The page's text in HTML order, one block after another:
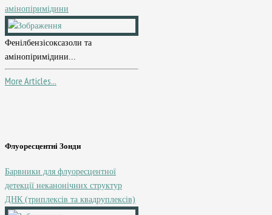
амінопіримідини
Фенілбензісоксазоли та
амінопіримідини...
More Articles...
Флуоресцентні Зонди
Барвники для флуоресцентної
детекції неканонічних структур
ДНК (триплексів та квадруплексів)